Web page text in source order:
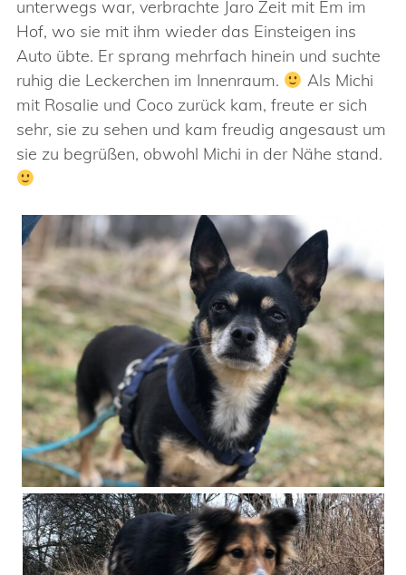
unterwegs war, verbrachte Jaro Zeit mit Em im
Hof, wo sie mit ihm wieder das Einsteigen ins
Auto übte. Er sprang mehrfach hinein und suchte
ruhig die Leckerchen im Innenraum.
Als Michi
mit Rosalie und Coco zurück kam, freute er sich
sehr, sie zu sehen und kam freudig angesaust um
sie zu begrüßen, obwohl Michi in der Nähe stand.